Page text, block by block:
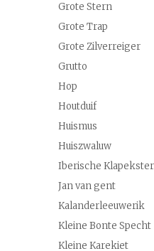
Grote Stern
Grote Trap
Grote Zilverreiger
Grutto
Hop
Houtduif
Huismus
Huiszwaluw
Iberische Klapekster
Jan van gent
Kalanderleeuwerik
Kleine Bonte Specht
Kleine Karekiet